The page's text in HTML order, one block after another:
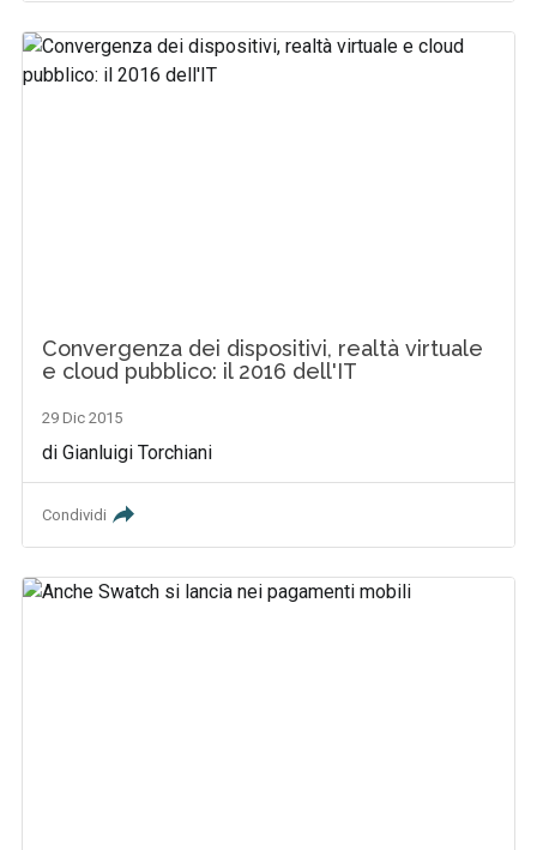
Convergenza dei dispositivi, realtà virtuale
e cloud pubblico: il 2016 dell'IT
29 Dic 2015
di Gianluigi Torchiani
Condividi